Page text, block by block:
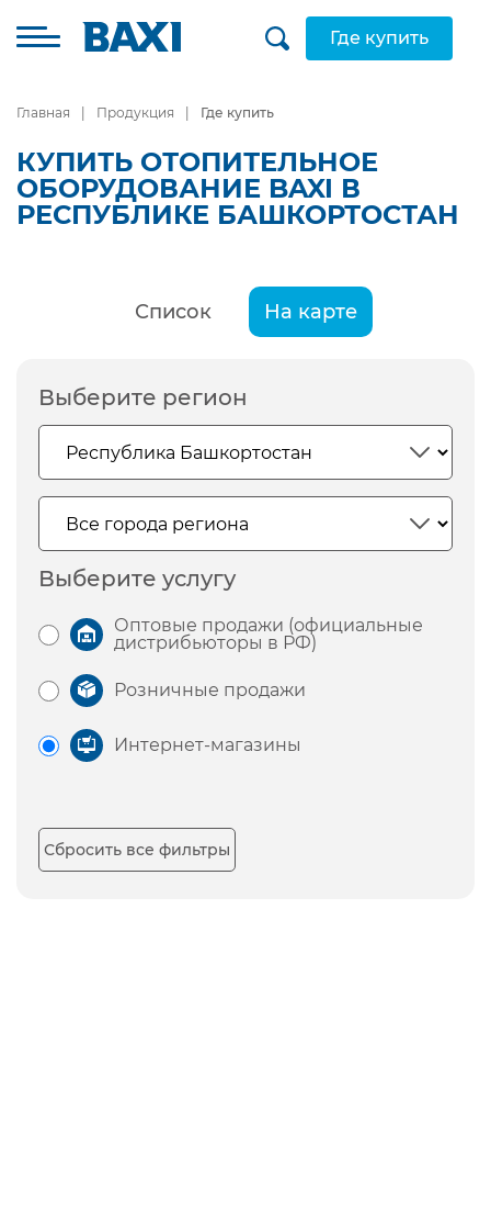
Где купить
Главная Продукция Где купить
КУПИТЬ ОТОПИТЕЛЬНОЕ
ОБОРУДОВАНИЕ BAXI В
РЕСПУБЛИКЕ БАШКОРТОСТАН
Список На карте
Выберите регион
Выберите услугу
Оптовые продажи (официальные
дистрибьюторы в РФ)
Розничные продажи
Интернет-магазины
Сбросить все фильтры